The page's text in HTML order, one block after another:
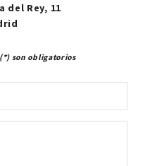
del Rey, 11
son obligatorios